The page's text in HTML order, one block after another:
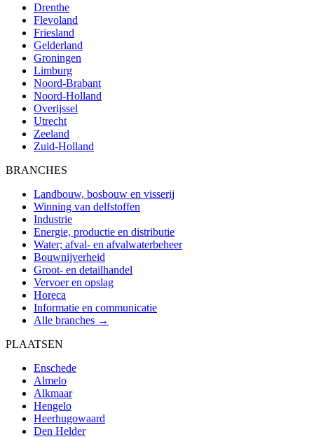
Drenthe
Flevoland
Friesland
Gelderland
Groningen
Limburg
Noord-Brabant
Noord-Holland
Overijssel
Utrecht
Zeeland
Zuid-Holland
BRANCHES
Landbouw, bosbouw en visserij
Winning van delfstoffen
Industrie
Energie, productie en distributie
Water; afval- en afvalwaterbeheer
Bouwnijverheid
Groot- en detailhandel
Vervoer en opslag
Horeca
Informatie en communicatie
Alle branches →
PLAATSEN
Enschede
Almelo
Alkmaar
Hengelo
Heerhugowaard
Den Helder